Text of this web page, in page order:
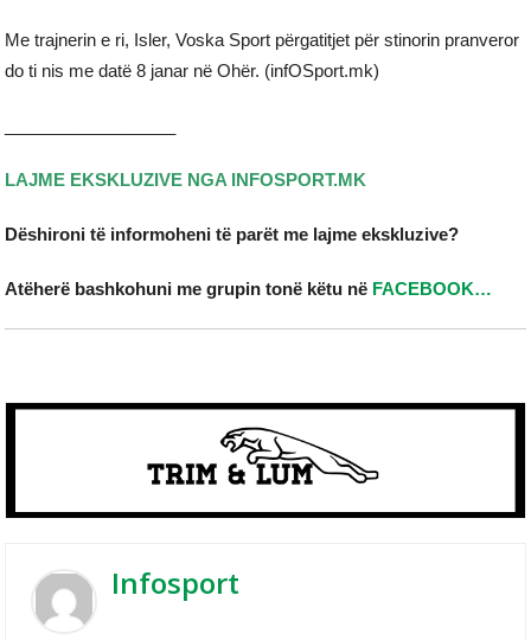
Me trajnerin e ri, Isler, Voska Sport përgatitjet për stinorin pranveror
do ti nis me datë 8 janar në Ohër. (infOSport.mk)
LAJME EKSKLUZIVE NGA INFOSPORT.MK
Dëshironi të informoheni të parët me lajme ekskluzive?
Atëherë bashkohuni me grupin tonë këtu në FACEBOOK…
Infosport